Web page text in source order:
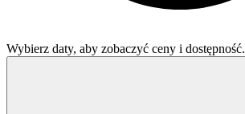
Wybierz daty, aby zobaczyć ceny i dostępność.